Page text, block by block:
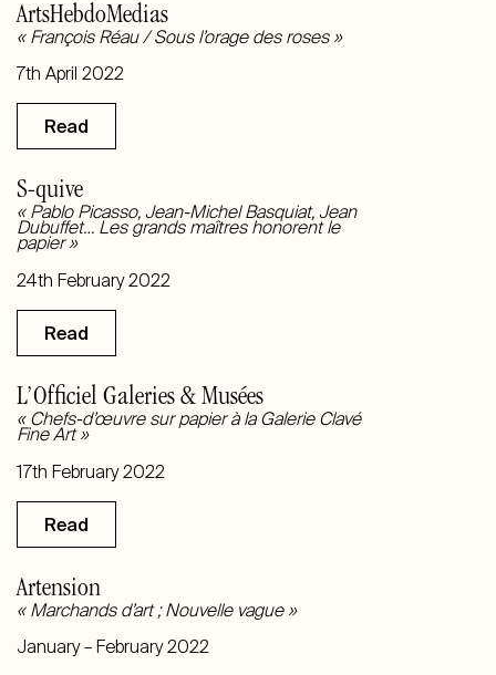
ArtsHebdoMedias
« François Réau / Sous l’orage des roses »
7th April 2022
Read
S-quive
« Pablo Picasso, Jean-Michel Basquiat, Jean
Dubuffet… Les grands maîtres honorent le
papier »
24th February 2022
Read
L’Officiel Galeries & Musées
« Chefs-d’œuvre sur papier à la Galerie Clavé
Fine Art »
17th February 2022
Read
Artension
« Marchands d’art ; Nouvelle vague »
January – February2022